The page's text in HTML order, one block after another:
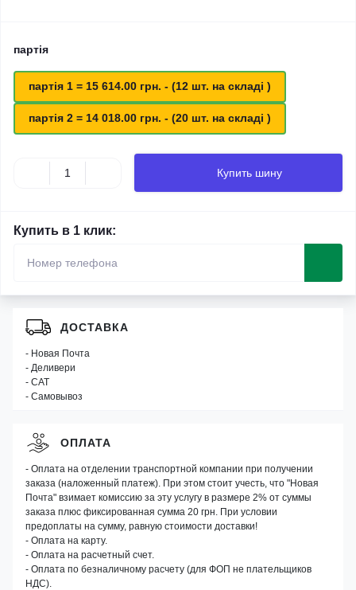
партія
партія 1 = 15 614.00 грн. - (12 шт. на складі )
партія 2 = 14 018.00 грн. - (20 шт. на складі )
Купить шину
Купить в 1 клик:
ДОСТАВКА
- Новая Почта
- Деливери
- САТ
- Самовывоз
ОПЛАТА
- Оплата на отделении транспортной компании при получении
заказа (наложенный платеж). При этом стоит учесть, что "Новая
Почта" взимает комиссию за эту услугу в размере 2% от суммы
заказа плюс фиксированная сумма 20 грн. При условии
предоплаты на сумму, равную стоимости доставки!
- Оплата на карту.
- Оплата на расчетный счет.
- Оплата по безналичному расчету (для ФОП не плательщиков
НДС).